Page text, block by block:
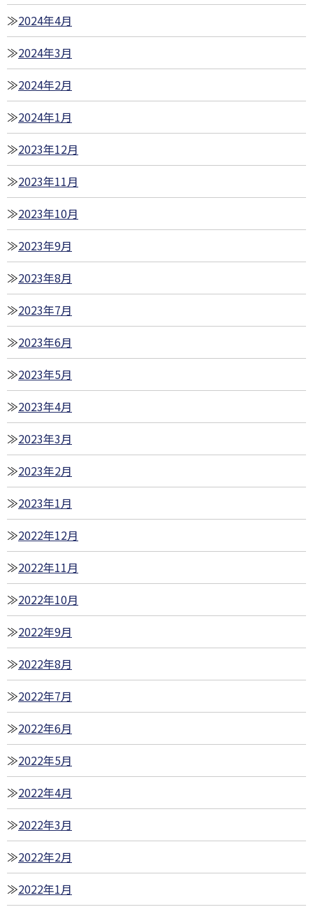
2024年4月
2024年3月
2024年2月
2024年1月
2023年12月
2023年11月
2023年10月
2023年9月
2023年8月
2023年7月
2023年6月
2023年5月
2023年4月
2023年3月
2023年2月
2023年1月
2022年12月
2022年11月
2022年10月
2022年9月
2022年8月
2022年7月
2022年6月
2022年5月
2022年4月
2022年3月
2022年2月
2022年1月